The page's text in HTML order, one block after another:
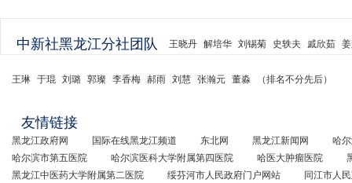
中新社黑龙江分社团队 王晓丹 解培华 刘锡菊 史轶夫 戚欣茹
王琳 于琨 刘璐 郭璨 李香梅 郝雨 刘慧 张瀚元 董淼 （排名不分先后）
友情链接
黑龙江政府网 国际在线黑龙江频道 东北网 黑龙江新闻网
哈
哈尔滨市第五医院
哈尔滨医科大学附属第四医院 哈医大肿瘤医院
黑龙江中医药大学附属第二医院
绥芬河市人民政府门户网站
同江市人